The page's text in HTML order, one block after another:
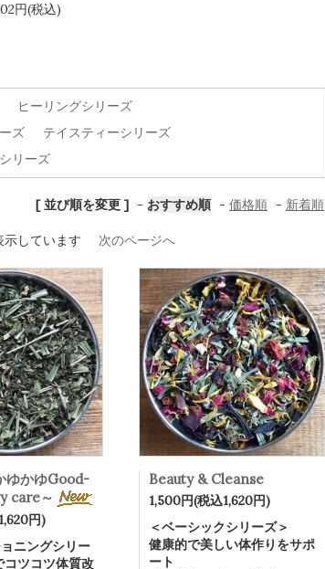
円(税込)
ヒーリングシリーズ
ズ
テイスティーシリーズ
リーズ
[ 並び順を変更 ] - おすすめ順 - 価格順 - 新着順
しています 次のページへ
ゆかゆGood-
care～
円)
ニングシリー
コツコツ体質改
Beauty & Cleanse
1,500円(税込1,620円)
＜ベーシックシリーズ＞
健康的で美しい体作りをサポ
ート